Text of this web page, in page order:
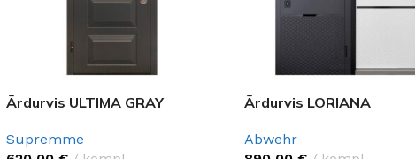
Ārdurvis ULTIMA GRAY
Supremme
Ārdurvis LORIANA
Abwehr